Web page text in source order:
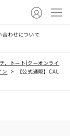
合わせについて
、トート|クーオンライ
ン
【公式通販】CAL